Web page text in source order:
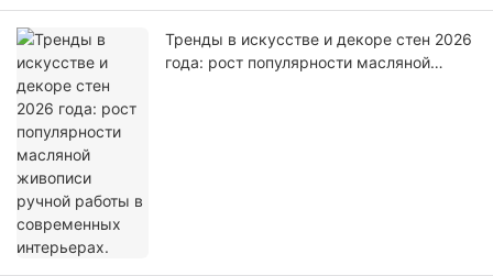
Тренды в искусстве и декоре стен 2026
года: рост популярности масляной